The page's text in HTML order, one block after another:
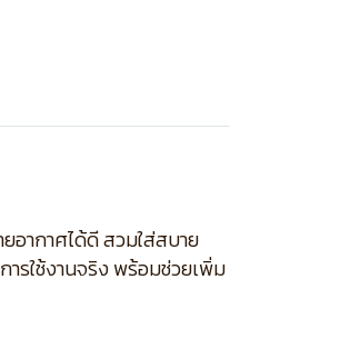
อากาศได้ดี สวมใส่สบาย
รใช้งานจริง พร้อมช่วยเพิ่ม